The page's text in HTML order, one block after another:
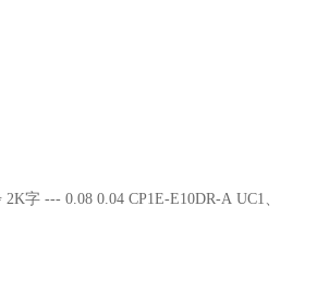
字 --- 0.08 0.04 CP1E-E10DR-A UC1、